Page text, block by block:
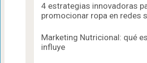
4 estrategias innovadoras
promocionar ropa en redes
Marketing Nutricional: qué
influye